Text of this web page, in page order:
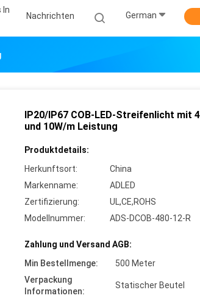
In
Nachrichten German
IP20/IP67 COB-LED-Streifenlicht mit
und 10W/m Leistung
Produktdetails:
Herkunftsort:
China
Markenname:
ADLED
Zertifizierung:
UL,CE,ROHS
Modellnummer:
ADS-DCOB-480-12-R
Zahlung und Versand AGB:
Min Bestellmenge:
500 Meter
Verpackung
Informationen:
Statischer Beutel